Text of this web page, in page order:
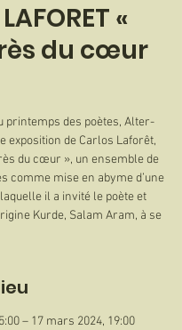
«
du cœur
printemps des poètes, Alter-
exposition de Carlos Laforêt,
du cœur », un ensemble de
comme mise en abyme d’une
il a invité le poète et
Kurde, Salam Aram, à se
– 17 mars 2024, 19:00